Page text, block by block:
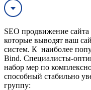
SEO продвижение
которые выводят ваш
систем. К наиболее
Bind. Специалисты-
набор мер по
способный стабильно
группу: